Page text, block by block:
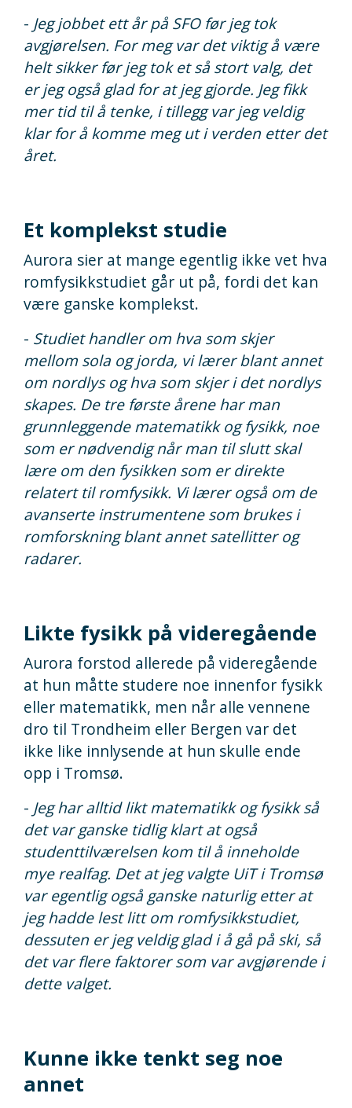
- Jeg jobbet ett år på SFO før jeg tok
avgjørelsen. For meg var det viktig å være
helt sikker før jeg tok et så stort valg, det
er jeg også glad for at jeg gjorde. Jeg fikk
mer tid til å tenke, i tillegg var jeg veldig
klar for å komme meg ut i verden etter det
året.
Et komplekst studie
Aurora sier at mange egentlig ikke vet hva
romfysikkstudiet går ut på, fordi det kan
være ganske komplekst.
- Studiet handler om hva som skjer
mellom sola og jorda, vi lærer blant annet
om nordlys og hva som skjer i det nordlys
skapes. De tre første årene har man
grunnleggende matematikk og fysikk, noe
som er nødvendig når man til slutt skal
lære om den fysikken som er direkte
relatert til romfysikk. Vi lærer også om de
avanserte instrumentene som brukes i
romforskning blant annet satellitter og
radarer.
Likte fysikk på videregående
Aurora forstod allerede på videregående
at hun måtte studere noe innenfor fysikk
eller matematikk, men når alle vennene
dro til Trondheim eller Bergen var det
ikke like innlysende at hun skulle ende
opp i Tromsø.
- Jeg har alltid likt matematikk og fysikk så
det var ganske tidlig klart at også
studenttilværelsen kom til å inneholde
mye realfag. Det at jeg valgte UiT i Tromsø
var egentlig også ganske naturlig etter at
jeg hadde lest litt om romfysikkstudiet,
dessuten er jeg veldig glad i å gå på ski, så
det var flere faktorer som var avgjørende i
dette valget.
Kunne ikke tenkt seg noe
annet